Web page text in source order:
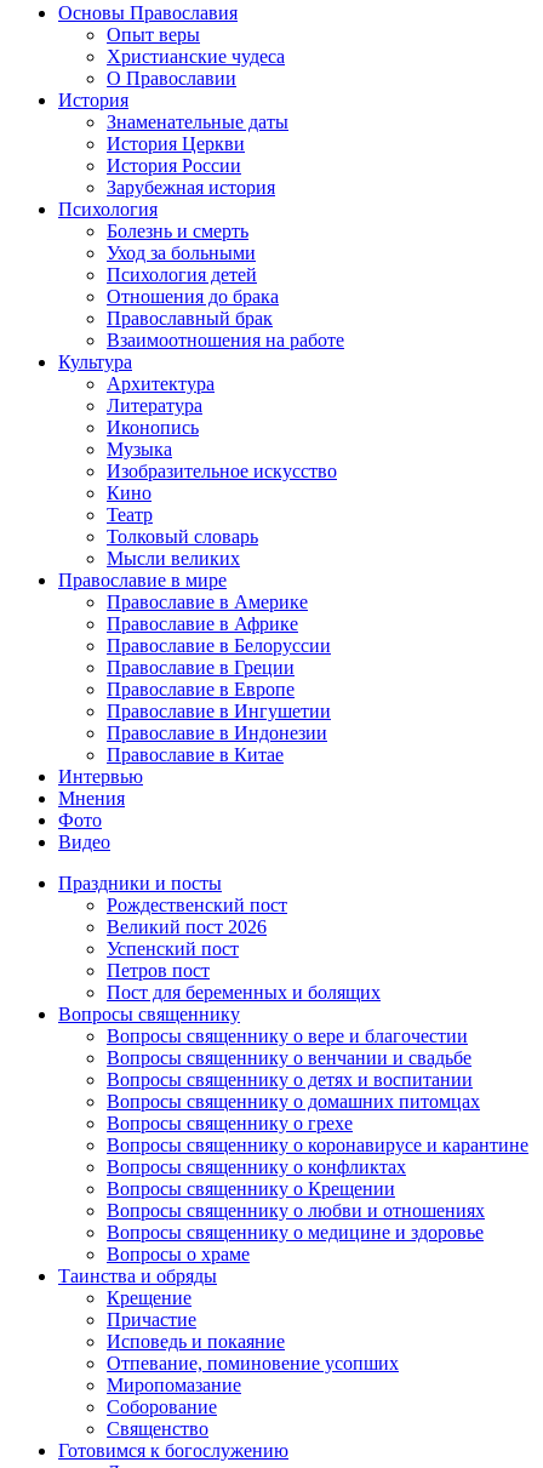
Основы Православия
Опыт веры
Христианские чудеса
О Православии
История
Знаменательные даты
История Церкви
История России
Зарубежная история
Психология
Болезнь и смерть
Уход за больными
Психология детей
Отношения до брака
Православный брак
Взаимоотношения на работе
Культура
Архитектура
Литература
Иконопись
Музыка
Изобразительное искусство
Кино
Театр
Толковый словарь
Мысли великих
Православие в мире
Православие в Америке
Православие в Африке
Православие в Белоруссии
Православие в Греции
Православие в Европе
Православие в Ингушетии
Православие в Индонезии
Православие в Китае
Интервью
Мнения
Фото
Видео
Праздники и посты
Рождественский пост
Великий пост 2026
Успенский пост
Петров пост
Пост для беременных и болящих
Вопросы священнику
Вопросы священнику о вере и благочестии
Вопросы священнику о венчании и свадьбе
Вопросы священнику о детях и воспитании
Вопросы священнику о домашних питомцах
Вопросы священнику о грехе
Вопросы священнику о коронавирусе и карантине
Вопросы священнику о конфликтах
Вопросы священнику о Крещении
Вопросы священнику о любви и отношениях
Вопросы священнику о медицине и здоровье
Вопросы о храме
Таинства и обряды
Крещение
Причастие
Исповедь и покаяние
Отпевание, поминовение усопших
Миропомазание
Соборование
Священство
Готовимся к богослужению